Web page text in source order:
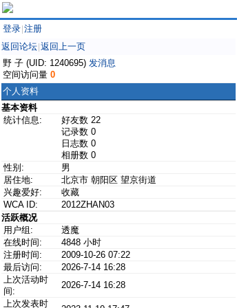
登录 注册
返回论坛 返回上一页
野 子 (UID: 1240695) 发消息
空间访问量 0
个人资料
基本资料
统计信息:
好友数 22
记录数 0
日志数 0
相册数 0
性别:
男
居住地:
北京市 朝阳区 望京街道
兴趣爱好:
收藏
WCA ID:
2012ZHAN03
活跃概况
用户组:
透魔
在线时间:
4848 小时
注册时间:
2009-10-26 07:22
最后访问:
2026-7-14 16:28
上次活动时
间:
2026-7-14 16:28
上次发表时